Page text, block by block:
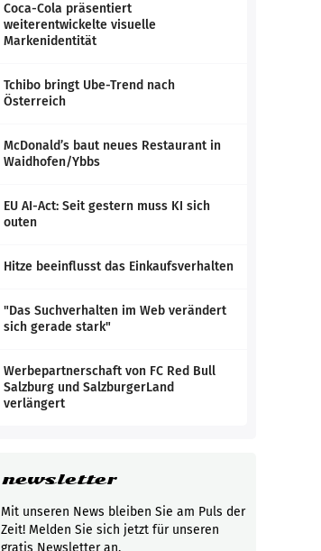
Coca-Cola präsentiert
weiterentwickelte visuelle
Markenidentität
Tchibo bringt Ube-Trend nach
Österreich
McDonald’s baut neues Restaurant in
Waidhofen/Ybbs
EU AI-Act: Seit gestern muss KI sich
outen
Hitze beeinflusst das Einkaufsverhalten
"Das Suchverhalten im Web verändert
sich gerade stark"
Werbepartnerschaft von FC Red Bull
Salzburg und SalzburgerLand
verlängert
newsletter
Mit unseren News bleiben Sie am Puls der
Zeit! Melden Sie sich jetzt für unseren
gratis Newsletter an.